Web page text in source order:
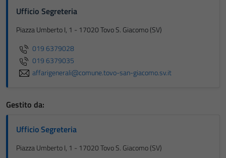
Ufficio Segreteria
Piazza Umberto I, 1 - 17020 Tovo S. Giacomo (SV)
019 6379028
019 6379035
affarigenerali@comune.tovo-san-giacomo.sv.it
Gestito da:
Ufficio Segreteria
Piazza Umberto I, 1 - 17020 Tovo S. Giacomo (SV)